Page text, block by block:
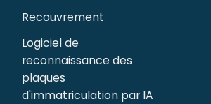
Recouvrement
Logiciel de
reconnaissance des
plaques
d'immatriculation par IA